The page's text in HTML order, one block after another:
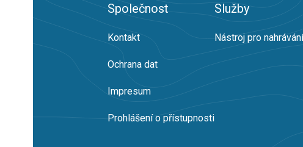
Společnost
Kontakt
Ochrana dat
Impresum
Prohlášení o přístupnosti
Služby
Nástroj pro nahrávání